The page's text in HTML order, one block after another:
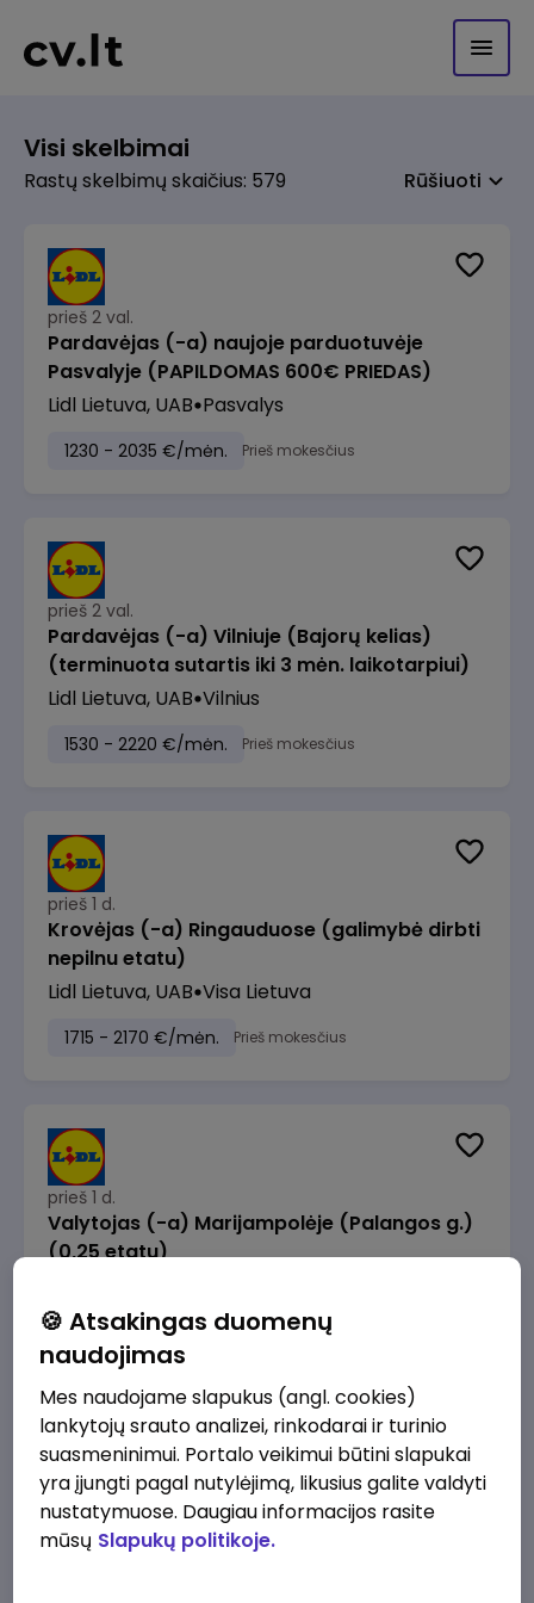
Visi skelbimai
Rastų skelbimų skaičius: 579 Rūšiuoti
prieš 2 val.
Pardavėjas (-a) naujoje parduotuvėje
Pasvalyje (PAPILDOMAS 600€ PRIEDAS)
Lidl Lietuva, UAB Pasvalys
1230 - 2035 €/mėn. Prieš mokesčius
prieš 2 val.
Pardavėjas (-a) Vilniuje (Bajorų kelias)
(terminuota sutartis iki 3 mėn. laikotarpiui)
Lidl Lietuva, UAB Vilnius
1530 - 2220 €/mėn. Prieš mokesčius
prieš 1 d.
Krovėjas (-a) Ringauduose (galimybė dirbti
nepilnu etatu)
Lidl Lietuva, UAB Visa Lietuva
1715 - 2170 €/mėn. Prieš mokesčius
prieš 1 d.
Valytojas (-a) Marijampolėje (Palangos g.)
(0,25 etatu)
289 - 337 €/mėn. Prieš mokesčius
prieš 1 d.
Talent Development Project Manager (fixed
term - 1.5 years)
🍪 Atsakingas duomenų
naudojimas
Mes naudojame slapukus (angl. cookies)
lankytojų srauto analizei, rinkodarai ir turinio
suasmeninimui. Portalo veikimui būtini slapukai
yra įjungti pagal nutylėjimą, likusius galite valdyti
nustatymuose. Daugiau informacijos rasite
mūsų Slapukų politikoje.